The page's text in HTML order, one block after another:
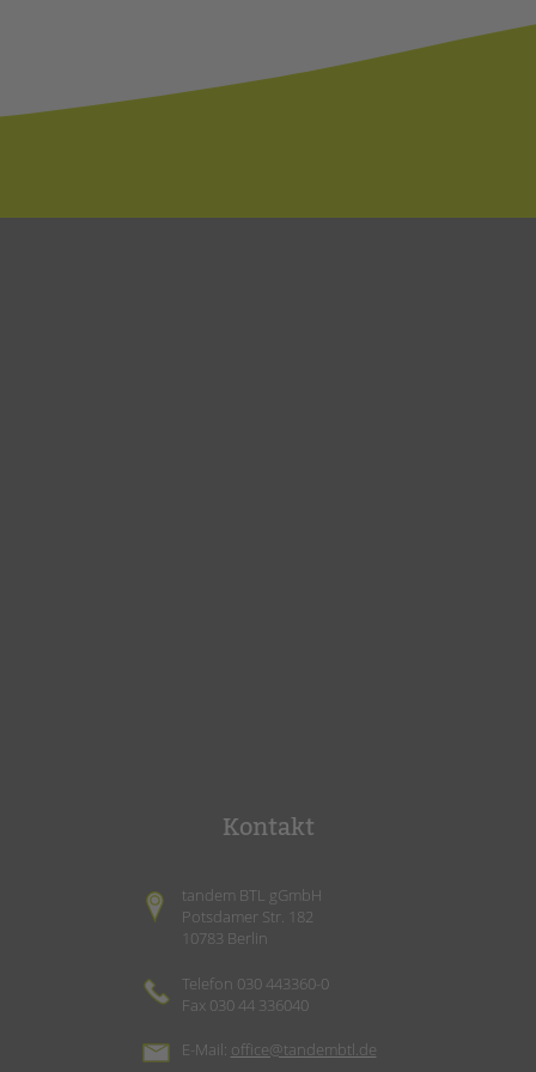
Kontakt
tandem BTL gGmbH
Potsdamer Str. 182
10783 Berlin
Telefon 030 443360-0
Fax 030 44 336040
E-Mail: office@tandembtl.de